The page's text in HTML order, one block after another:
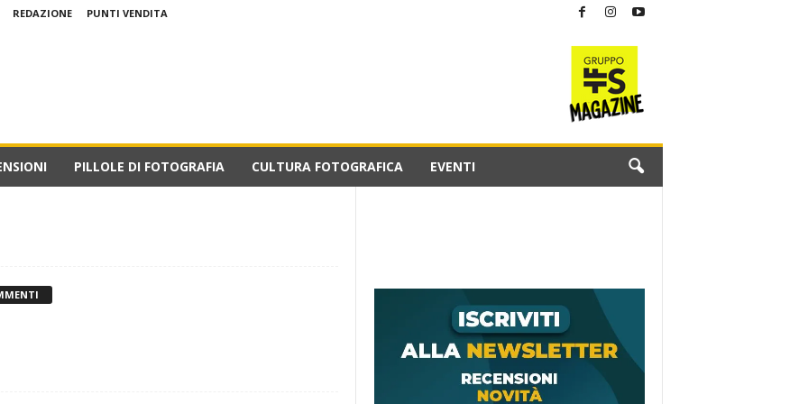
REDAZIONE PUNTI VENDITA
PILLOLE DI FOTOGRAFIA CULTURA FOTOGRAFICA EVENTI